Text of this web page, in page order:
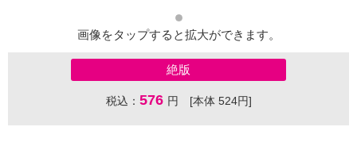
画像をタップすると拡大ができます。
絶版
税込： 576 円 [本体 524円]